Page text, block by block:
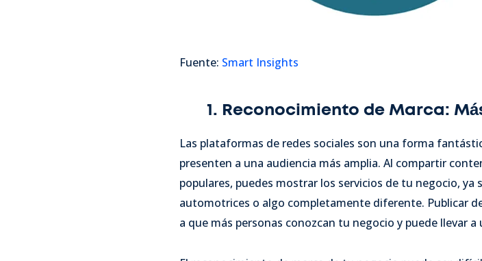
Fuente: Smart Insights
1. Reconocimiento de Marca:
Las plataformas de redes sociales son una forma
presenten a una audiencia más amplia. Al compartir
populares, puedes mostrar los servicios de tu negocio, ya
automotrices o algo completamente diferente. Publicar
a que más personas conozcan tu negocio y puede llevar